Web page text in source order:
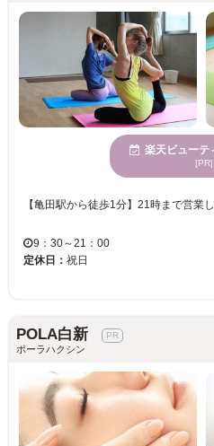
楽天ビューテ
[PR]
9：30～21：00
定休日： 祝日
POLA白新
ポーラハクシン